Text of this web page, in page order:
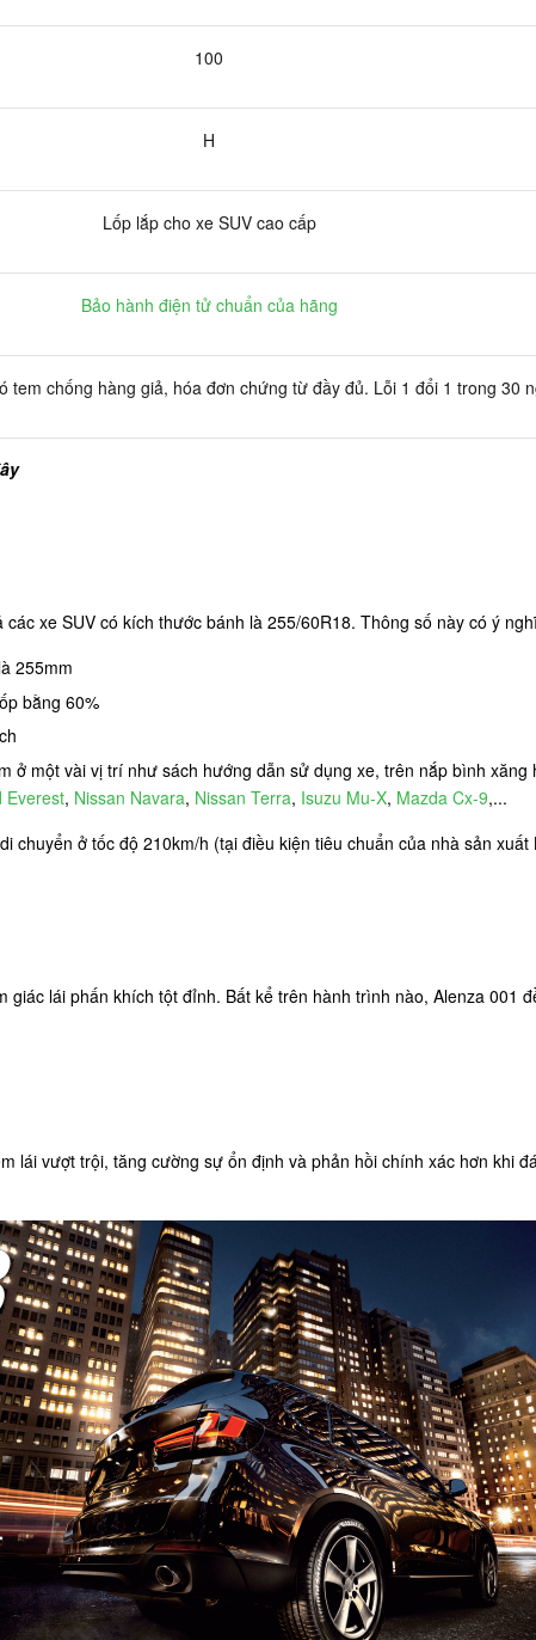
100
H
Lốp lắp cho xe SUV cao cấp
Bảo hành điện tử chuẩn của hãng
tem chống hàng giả, hóa đơn chứng từ đầy đủ. Lỗi 1 đổi 1 trong 30
xe SUV có kích thước bánh là 255/60R18. Thông số này có ý
255mm
bằng 60%
ở một vài vị trí như sách hướng dẫn sử dụng xe, trên nắp bình
Everest, Nissan Navara, Nissan Terra, Isuzu Mu-X, Mazda Cx-9,...
chuyển ở tốc độ 210km/h (tại điều kiện tiêu chuẩn của nhà sản xuất
giác lái phấn khích tột đỉnh. Bất kể trên hành trình nào, Alenza 001
lái vượt trội, tăng cường sự ổn định và phản hồi chính xác hơn khi